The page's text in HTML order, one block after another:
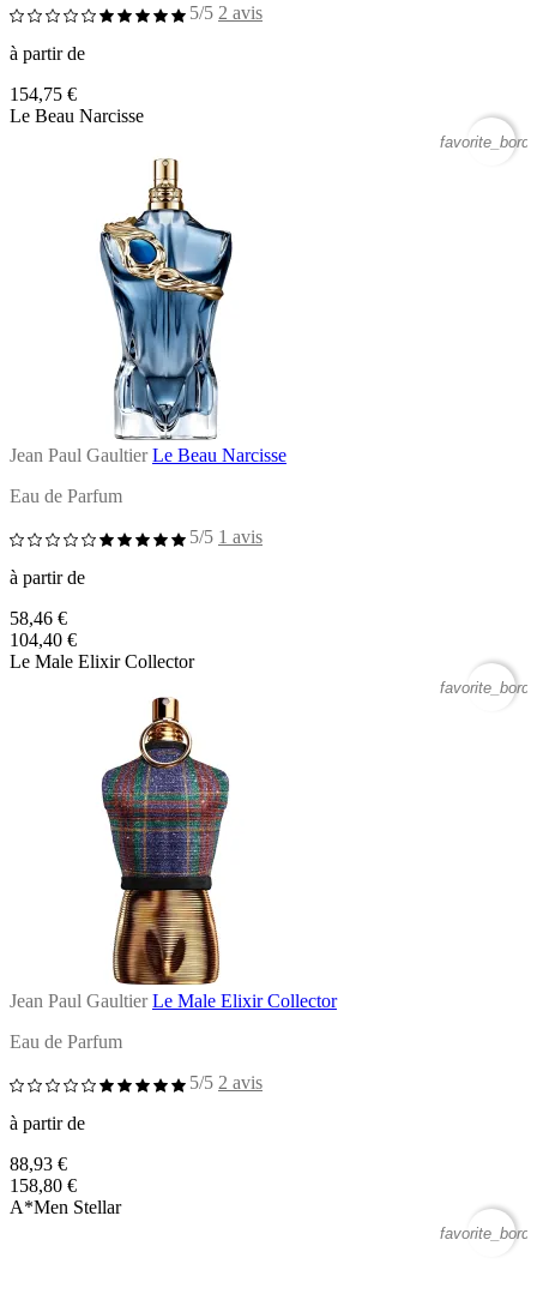
5/5 2 avis
à partir de
154,75 €
Le Beau Narcisse
Jean Paul Gaultier Le Beau Narcisse
Eau de Parfum
5/5 1 avis
à partir de
58,46 €
104,40 €
Le Male Elixir Collector
Jean Paul Gaultier Le Male Elixir Collector
Eau de Parfum
5/5 2 avis
à partir de
88,93 €
158,80 €
A*Men Stellar